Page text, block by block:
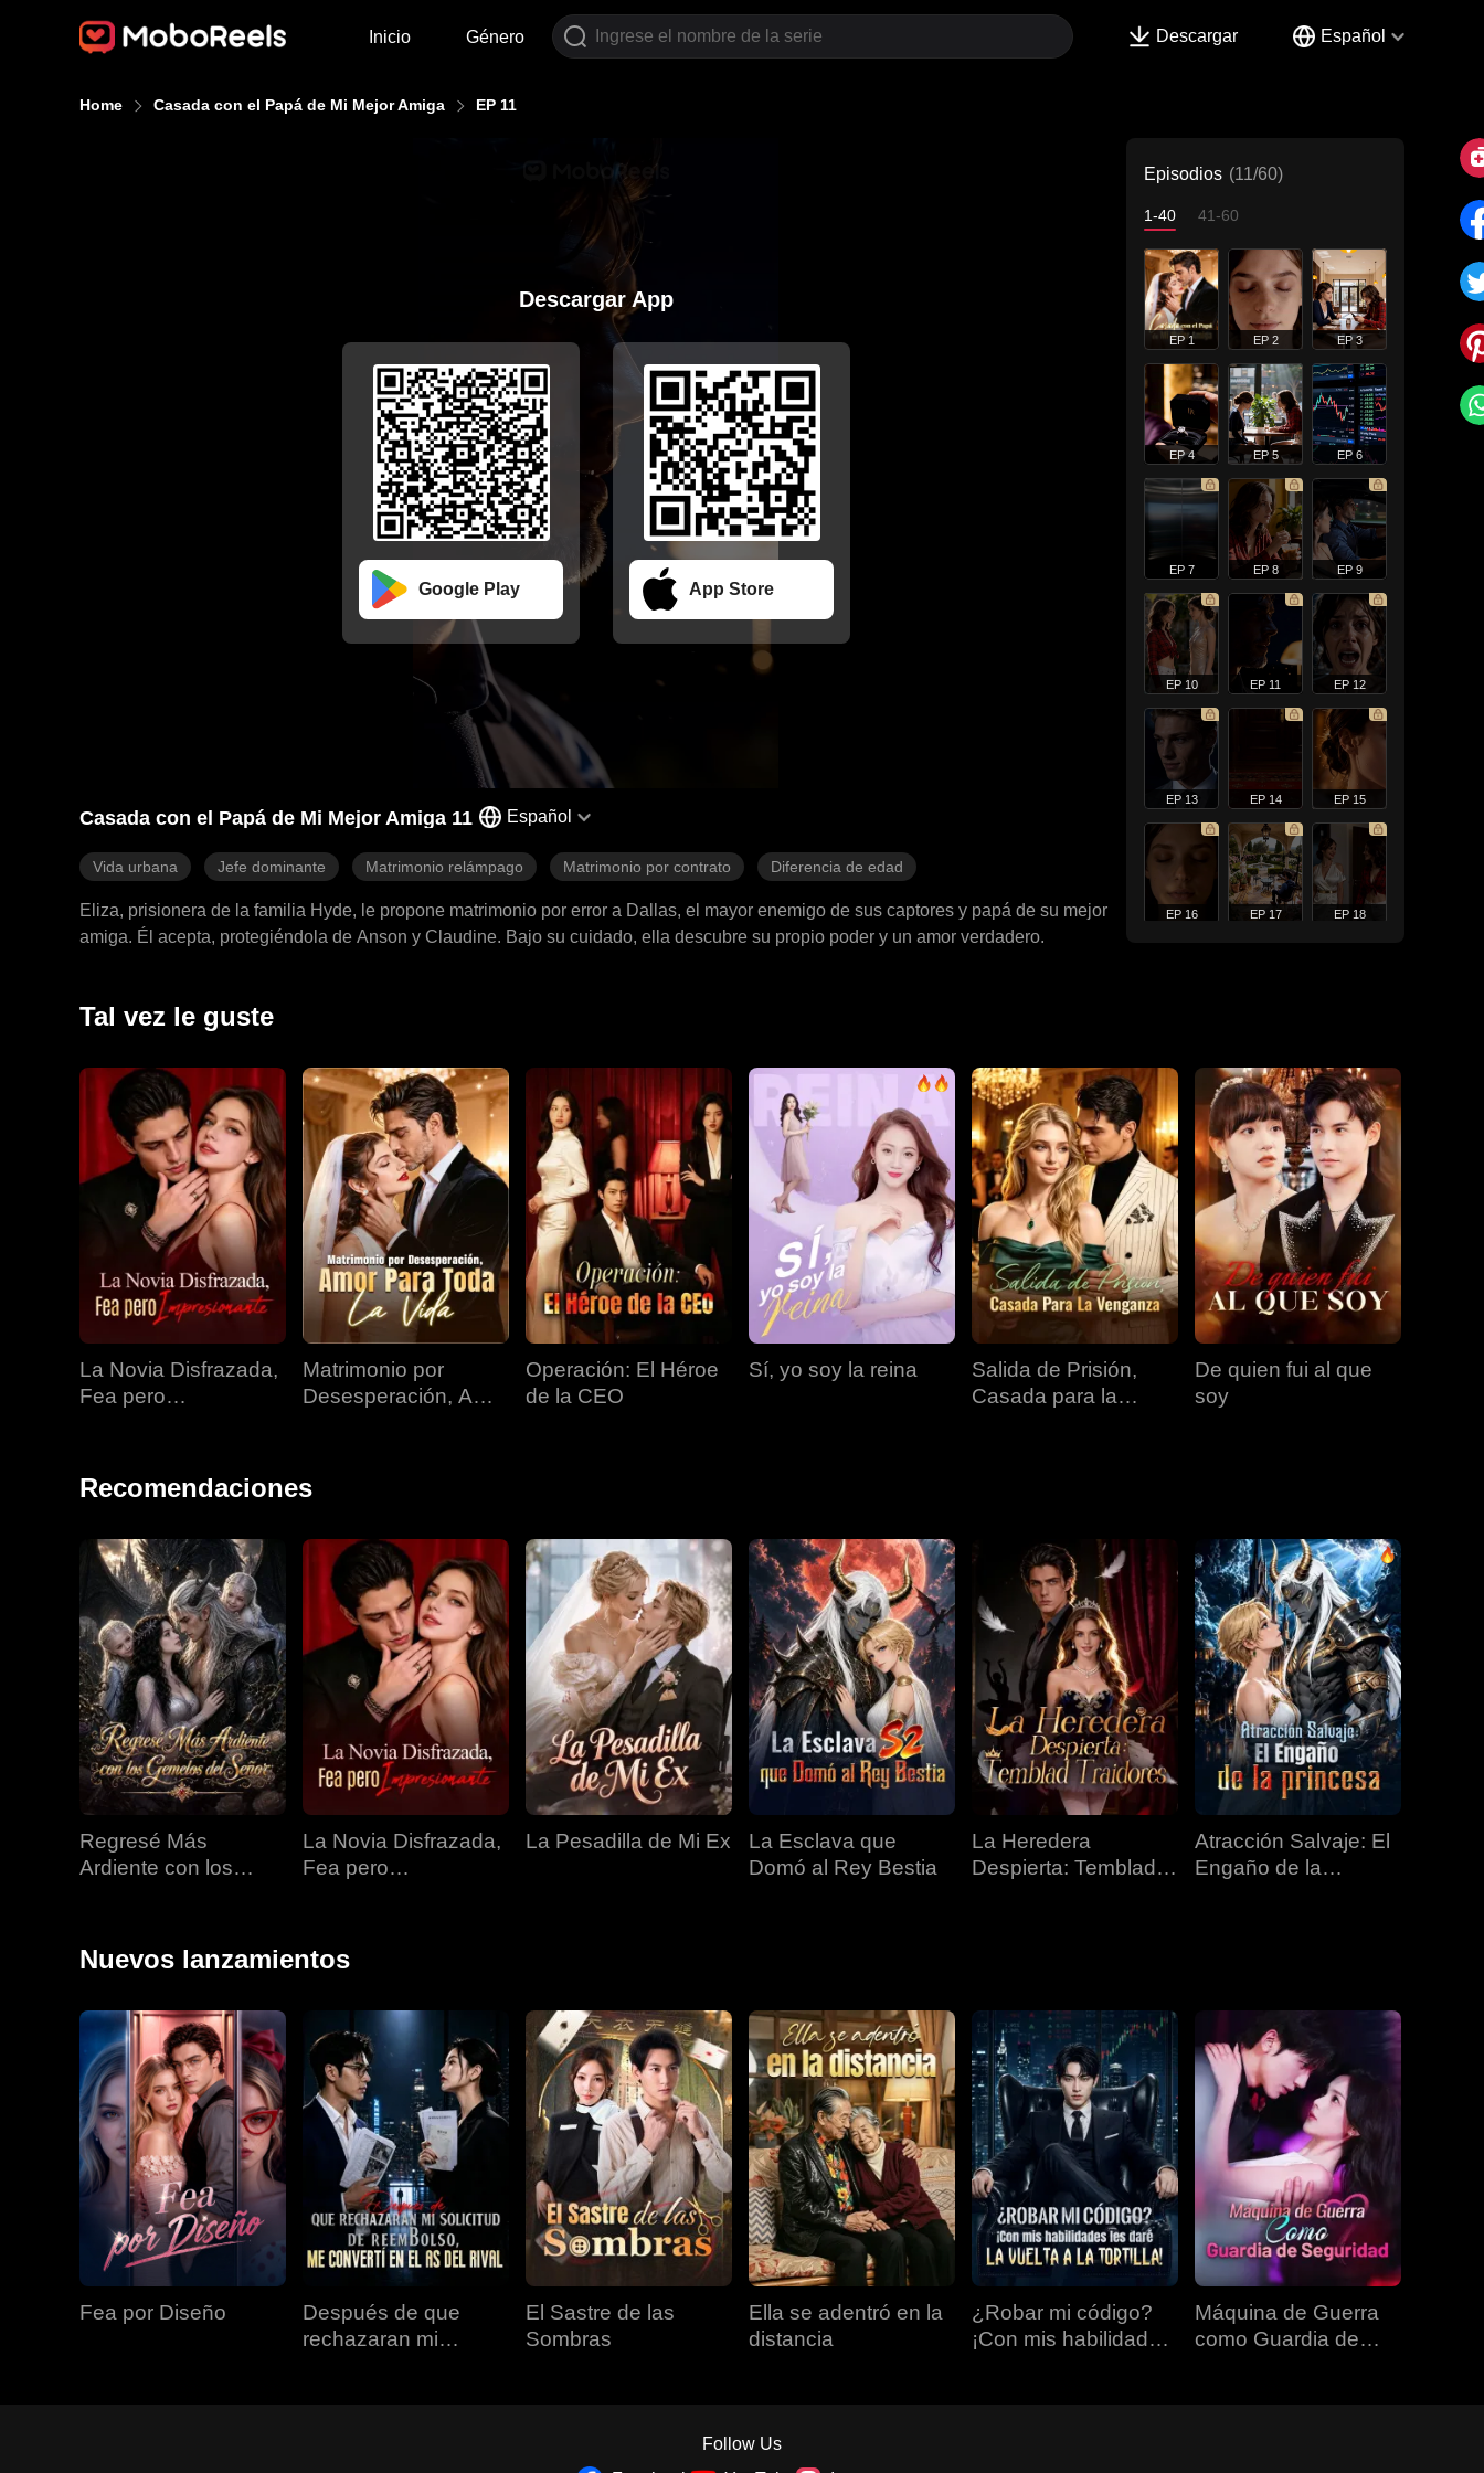
Inicio Género Descargar Español
Home Casada con el Papá de Mi Mejor Amiga EP 11
Descargar App
Google Play App Store
Casada con el Papá de Mi Mejor Amiga 11 Español
Vida urbana Jefe dominante Matrimonio relámpago Matrimonio por contrato Diferencia de edad
Eliza, prisionera de la familia Hyde, le propone matrimonio por error a Dallas, el mayor enemigo de sus captores y papá de su mejor
amiga. Él acepta, protegiéndola de Anson y Claudine. Bajo su cuidado, ella descubre su propio poder y un amor verdadero.
Episodios (11/60)
1-40 41-60
EP 1 EP 2 EP 3
EP 4 EP 5 EP 6
EP 7 EP 8 EP 9
EP 10 EP 11 EP 12
EP 13 EP 14 EP 15
EP 16 EP 17 EP 18
EP 22 EP 23
EP 25 EP 26 EP 27
EP 29 EP 30
EP 34 EP 35 EP 36
EP 37 EP 38 EP 39
Tal vez le guste
La Novia Disfrazada,
Fea pero
Matrimonio por
Desesperación, Amor
Operación: El Héroe
de la CEO
Sí, yo soy la reina
Salida de Prisión,
Casada para la
De quien fui al que
soy
Recomendaciones
Regresé Más
Ardiente con los
La Novia Disfrazada,
Fea pero
La Pesadilla de Mi Ex
La Esclava que
Domó al Rey Bestia
La Heredera
Despierta: Temblad
Atracción Salvaje: El
Engaño de la
Nuevos lanzamientos
Fea por Diseño
Después de que
rechazaran mi
El Sastre de las
Sombras
Ella se adentró en la
distancia
¿Robar mi código?
¡Con mis habilidades
Máquina de Guerra
como Guardia de
Follow Us